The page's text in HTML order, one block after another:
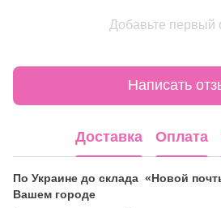
Добавьте первый
Написать
Доставка Оплата
По Украине до склада «Новой
Вашем городе